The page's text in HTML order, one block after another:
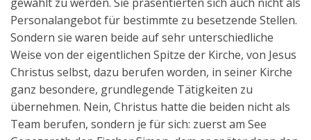
Personalangebot für bestimmte zu besetzende Stellen.
Sondern sie waren beide auf sehr unterschiedliche
Weise von der eigentlichen Spitze der Kirche, von Jesus
Christus selbst, dazu berufen worden, in seiner Kirche
ganz besondere, grundlegende Tätigkeiten zu
übernehmen. Nein, Christus hatte die beiden nicht als
Team berufen, sondern je für sich: zuerst am See